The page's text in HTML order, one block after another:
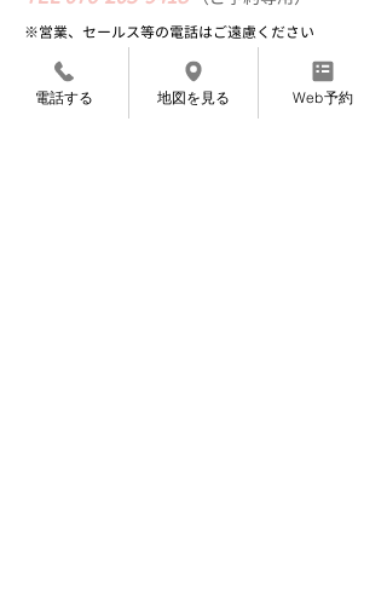
※営業、セールス等の​電話はご遠慮ください
電話する 地図を見る Web予約